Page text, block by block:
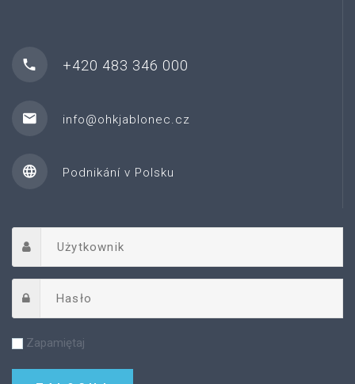
+420 483 346 000
info@ohkjablonec.cz
Podnikání v Polsku
Zapamiętaj